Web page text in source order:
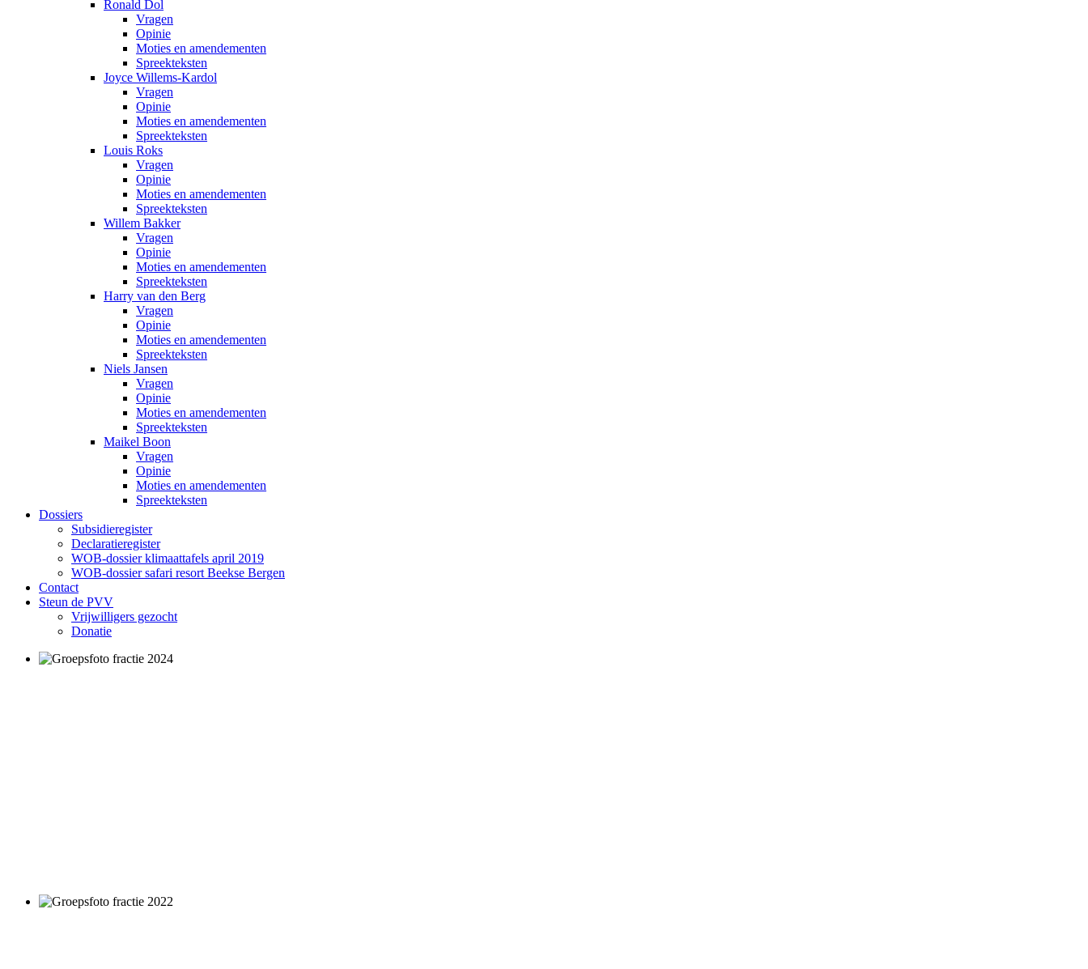
Ronald Dol
Vragen
Opinie
Moties en amendementen
Spreekteksten
Joyce Willems-Kardol
Vragen
Opinie
Moties en amendementen
Spreekteksten
Louis Roks
Vragen
Opinie
Moties en amendementen
Spreekteksten
Willem Bakker
Vragen
Opinie
Moties en amendementen
Spreekteksten
Harry van den Berg
Vragen
Opinie
Moties en amendementen
Spreekteksten
Niels Jansen
Vragen
Opinie
Moties en amendementen
Spreekteksten
Maikel Boon
Vragen
Opinie
Moties en amendementen
Spreekteksten
Dossiers
Subsidieregister
Declaratieregister
WOB-dossier klimaattafels april 2019
WOB-dossier safari resort Beekse Bergen
Contact
Steun de PVV
Vrijwilligers gezocht
Donatie